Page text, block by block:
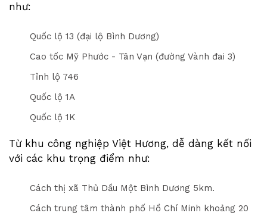
như:
Quốc lộ 13 (đại lộ Bình Dương)
Cao tốc Mỹ Phước - Tân Vạn (đường Vành đai 3)
Tỉnh lộ 746
Quốc lộ 1A
Quốc lộ 1K
Từ khu công nghiệp Việt Hương, dễ dàng kết nối
với các khu trọng điểm như:
Cách thị xã Thủ Dầu Một Bình Dương 5km.
Cách trung tâm thành phố Hồ Chí Minh khoảng 20